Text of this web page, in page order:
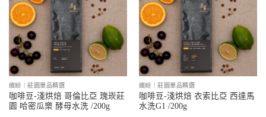
繽紛｜莊園單品精選
咖啡豆-淺烘焙 哥倫比亞 瑰崁莊
園 哈密瓜樂 酵母水洗 /200g
繽紛｜莊園單品精選
咖啡豆-淺烘焙 衣索比亞 西達馬
水洗G1 /200g